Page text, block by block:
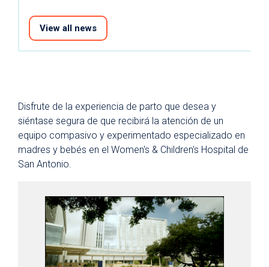
Disfrute de la experiencia de parto que desea y
siéntase segura de que recibirá la atención de un
equipo compasivo y experimentado especializado en
madres y bebés en el Women's & Children's Hospital de
San Antonio.
View all news